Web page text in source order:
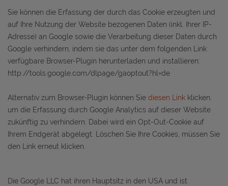
Sie können die Erfassung der durch das Cookie erzeugten und
auf Ihre Nutzung der Website bezogenen Daten (inkl. Ihrer IP-
Adresse) an Google sowie die Verarbeitung dieser Daten durch
Google verhindern, indem sie das unter dem folgenden Link
verfügbare Browser-Plugin herunterladen und installieren:
http://tools.google.com/dlpage/gaoptout?hl=de
Alternativ zum Browser-Plugin können Sie diesen Link klicken,
um die Erfassung durch Google Analytics auf dieser Website
zukünftig zu verhindern. Dabei wird ein Opt-Out-Cookie auf
Ihrem Endgerät abgelegt. Löschen Sie Ihre Cookies, müssen Sie
den Link erneut klicken.
Die Google LLC hat ihren Hauptsitz in den USA und ist